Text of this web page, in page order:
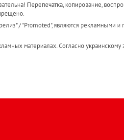
Перепечатка, копирование,
/ "Promoted", являются рекламными и
материалах. Согласно украинскому